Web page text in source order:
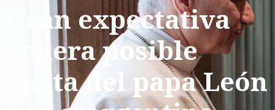
Gran expectativa
genera posible
visita del papa León